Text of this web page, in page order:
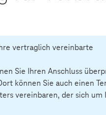
vertraglich vereinbarte
Sie Ihren Anschluss
können Sie auch einen
vereinbaren, der sich um